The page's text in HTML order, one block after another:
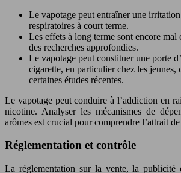
Le vapotage peut entraîner une
respiratoires à court terme.
Les effets à long terme sont encore mal
des recherches approfondies.
Le vapotage peut constituer une porte
cigarette, en particulier chez les jeunes,
certaines études récentes.
Le vapotage peut conduire à l’addiction en
nicotine. Analyser les mécanismes de
arômes est crucial pour comprendre l’attrait
Réglementation et contrôle
La réglementation sur la vente, la publicité